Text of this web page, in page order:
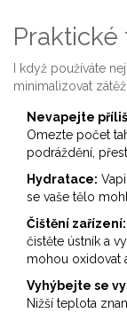
Praktické
I když používáte
minimalizovat
Nevapejte
Omezte počet
podráždění,
Hydratace:
se vaše tělo
Čištění zařízení:
čistěte ústník a
mohou oxidovat
Vyhýbejte se
Nižší teplota